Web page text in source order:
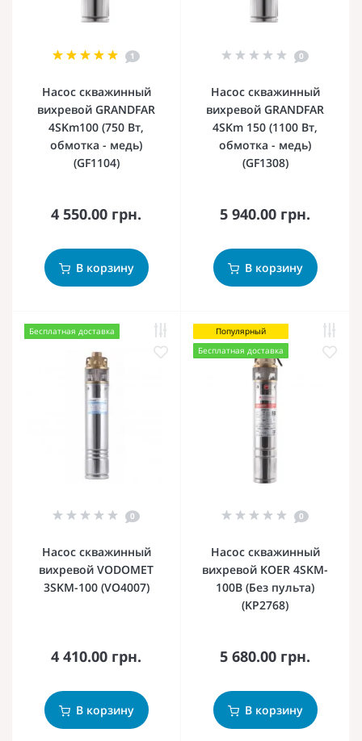
1
Насос скважинный
вихревой GRANDFAR
4SKm100 (750 Вт,
обмотка - медь)
(GF1104)
4 550.00 грн.
В корзину
0
Насос скважинный
вихревой GRANDFAR
4SKm 150 (1100 Вт,
обмотка - медь)
(GF1308)
5 940.00 грн.
В корзину
Бесплатная доставка
0
Насос скважинный
вихревой VODOMET
3SKM-100 (VO4007)
4 410.00 грн.
В корзину
Популярный
Бесплатная доставка
0
Насос скважинный
вихревой KOER 4SKM-
100B (Без пульта)
(KP2768)
5 680.00 грн.
В корзину